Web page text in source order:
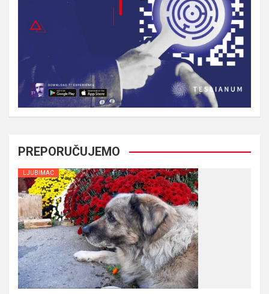
PREPORUČUJEMO
LJUBIMAC